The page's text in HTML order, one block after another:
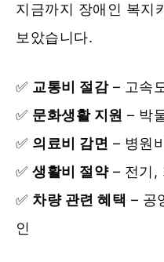
지금까지 장애인 복지
보았습니다.
✅ 교통비 절감– 고속
✅ 문화생활 지원 – 박
✅ 의료비 감면 – 병원
✅ 생활비 절약– 전기,
✅ 차량 관련 혜택 – 공
인